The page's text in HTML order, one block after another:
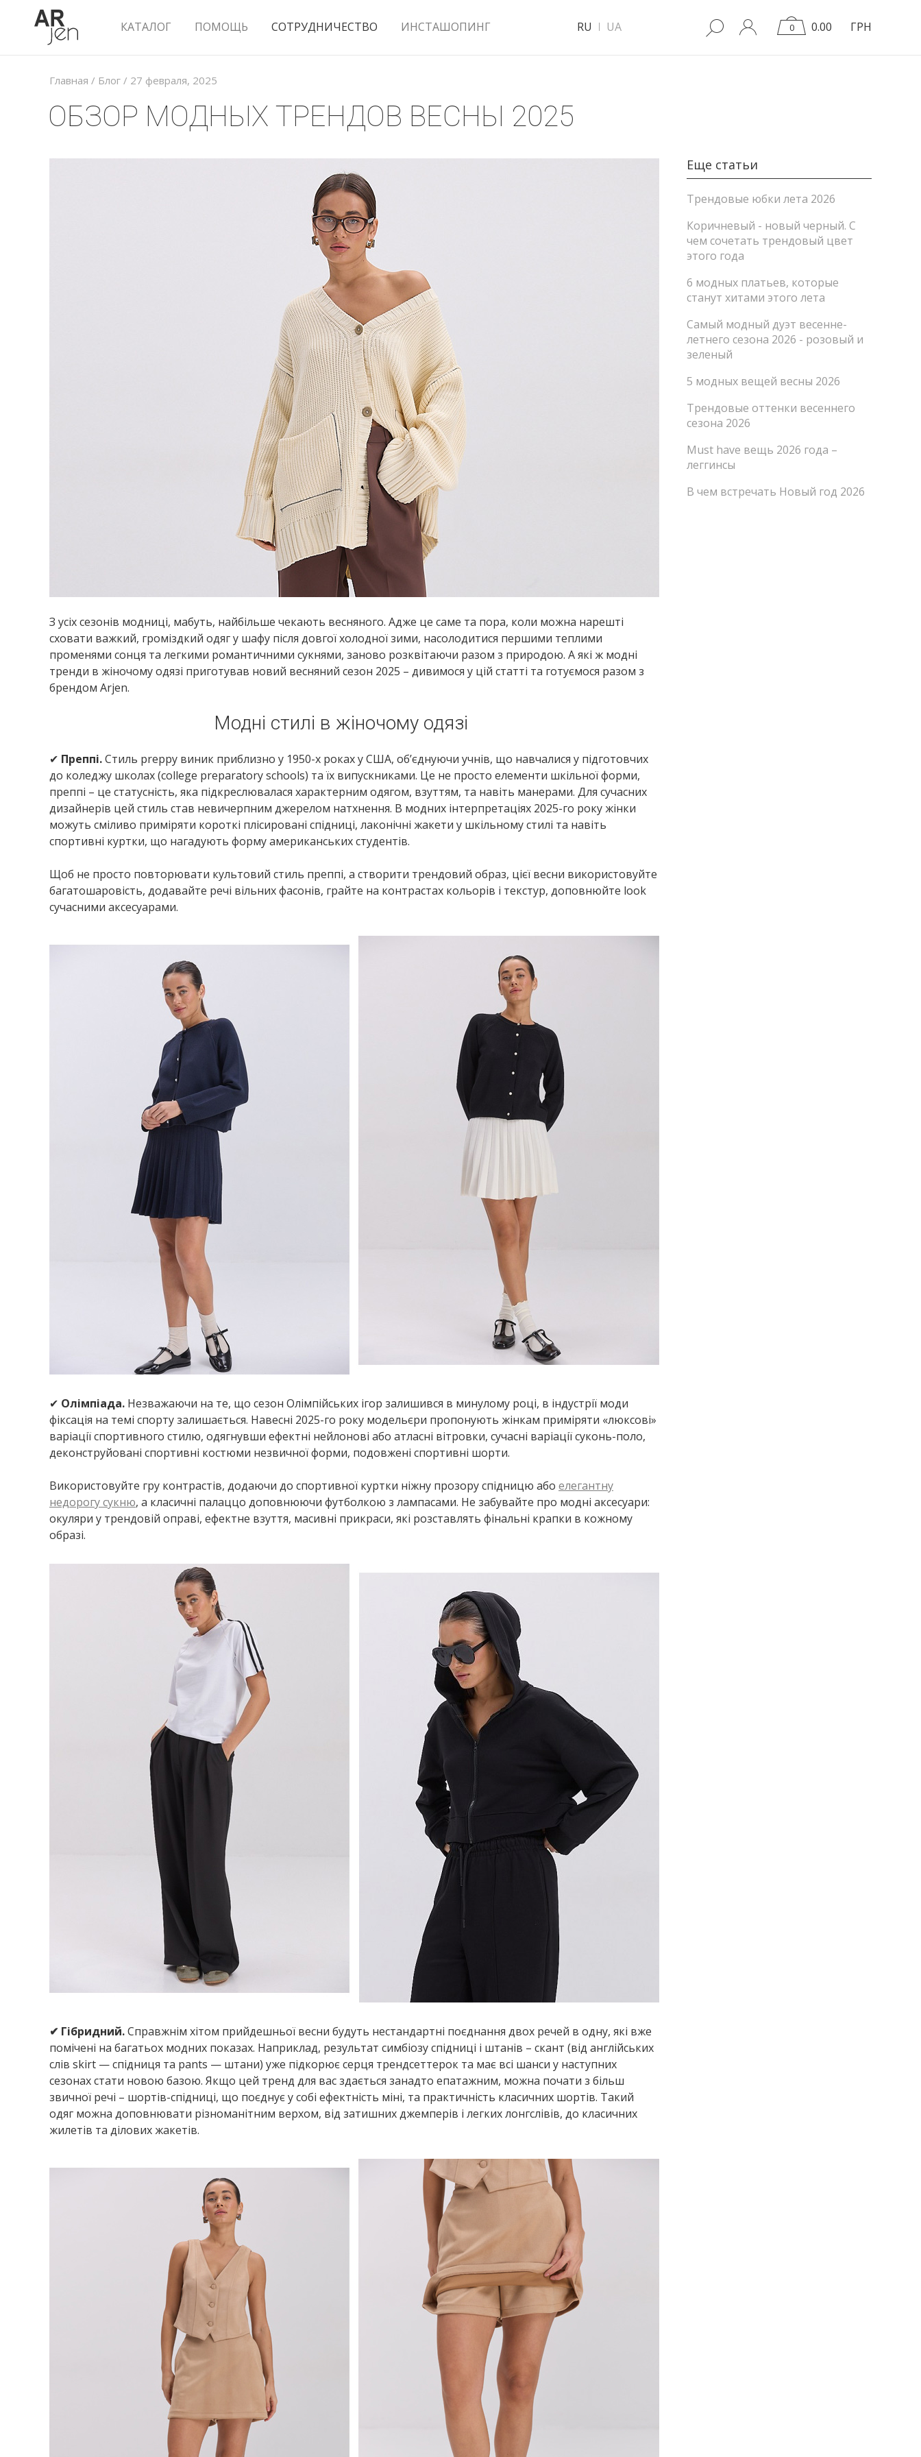
КАТАЛОГ ПОМОЩЬ СОТРУДНИЧЕСТВО ИНСТАШОПИНГ RU UA 0 0.00 ГРН
Главная / Блог / 27 февраля, 2025
ОБЗОР МОДНЫХ ТРЕНДОВ ВЕСНЫ 2025
З усіх сезонів модниці, мабуть, найбільше чекають весняного. Адже це саме та пора, коли можна нарешті
сховати важкий, громіздкий одяг у шафу після довгої холодної зими, насолодитися першими теплими
променями сонця та легкими романтичними сукнями, заново розквітаючи разом з природою. А які ж модні
тренди в жіночому одязі приготував новий весняний сезон 2025 – дивимося у цій статті та готуємося разом з
брендом Arjen.
Модні стилі в жіночому одязі
✔ Преппі.Стиль preppy виник приблизно у 1950-х роках у США, об’єднуючи учнів, що навчалися у підготовчих
до коледжу школах (college preparatory schools) та їх випускниками. Це не просто елементи шкільної форми,
преппі – це статусність, яка підкреслювалася характерним одягом, взуттям, та навіть манерами. Для сучасних
дизайнерів цей стиль став невичерпним джерелом натхнення. В модних інтерпретаціях 2025-го року жінки
можуть сміливо приміряти короткі плісировані спідниці, лаконічні жакети у шкільному стилі та навіть
спортивні куртки, що нагадують форму американських студентів.
Щоб не просто повторювати культовий стиль преппі, а створити трендовий образ, цієї весни використовуйте
багатошаровість, додавайте речі вільних фасонів, грайте на контрастах кольорів і текстур, доповнюйте look
сучасними аксесуарами.
✔ Олімпіада. Незважаючи на те, що сезон Олімпійських ігор залишився в минулому році, в індустрії моди
фіксація на темі спорту залишається. Навесні 2025-го року модельєри пропонують жінкам приміряти «люксові»
варіації спортивного стилю, одягнувши ефектні нейлонові або атласні вітровки, сучасні варіації суконь-поло,
деконструйовані спортивні костюми незвичної форми, подовжені спортивні шорти.
Використовуйте гру контрастів, додаючи до спортивної куртки ніжну прозору спідницю або елегантну
недорогу сукню, а класичні палаццо доповнюючи футболкою з лампасами. Не забувайте про модні аксесуари:
окуляри у трендовій оправі, ефектне взуття, масивні прикраси, які розставлять фінальні крапки в кожному
образі.
✔ Гібридний.Справжнім хітом прийдешньої весни будуть нестандартні поєднання двох речей в одну, які вже
помічені на багатьох модних показах. Наприклад, результат симбіозу спідниці і штанів – скант (від англійських
слів skirt — спідниця та pants — штани) уже підкорює серця трендсеттерок та має всі шанси у наступних
сезонах стати новою базою. Якщо цей тренд для вас здається занадто епатажним, можна почати з більш
звичної речі – шортів-спідниці, що поєднує у собі ефектність міні, та практичність класичних шортів. Такий
одяг можна доповнювати різноманітним верхом, від затишних джемперів і легких лонгслівів, до класичних
жилетів та ділових жакетів.
Еще статьи
Трендовые юбки лета 2026
Коричневый - новый черный. С
чем сочетать трендовый цвет
этого года
6 модных платьев, которые
станут хитами этого лета
Самый модный дуэт весенне-
летнего сезона 2026 - розовый и
зеленый
5 модных вещей весны 2026
Трендовые оттенки весеннего
сезона 2026
Must have вещь 2026 года –
леггинсы
В чем встречать Новый год 2026